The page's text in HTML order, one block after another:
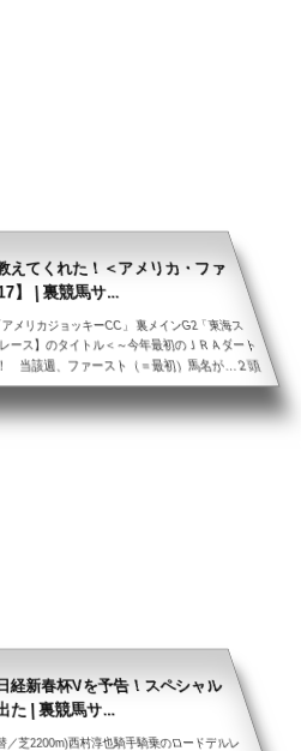
えてくれた！＜アメリカ・ファ
】 | 裏競馬サ...
メリカジョッキーCC」 裏メインG2「東海ス
ース】のタイトル＜～今年最初のＪＲＡダート
当該週、ファースト（＝最初）馬名が…２頭
前日、アメリカ新大統領に就任したトランプ氏
ト これは、「アメリカＪＣＣ」のKEYワード
経新春杯Vを予告！スペシャル
た | 裏競馬サ...
／芝2200m)西村淳也騎手騎乗のロードデルレ